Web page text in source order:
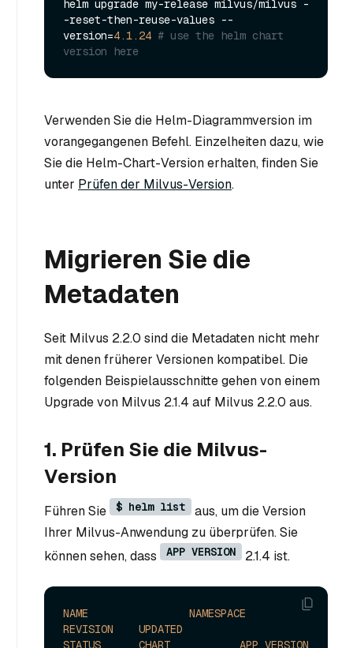
helm upgrade my-release milvus/milvus -
-reset-then-reuse-values --
version=4.1.24 # use the helm chart
version here
Verwenden Sie die Helm-Diagrammversion im
vorangegangenen Befehl. Einzelheiten dazu, wie
Sie die Helm-Chart-Version erhalten, finden Sie
unter Prüfen der Milvus-Version.
Migrieren Sie die
Metadaten
Seit Milvus 2.2.0 sind die Metadaten nicht mehr
mit denen früherer Versionen kompatibel. Die
folgenden Beispielausschnitte gehen von einem
Upgrade von Milvus 2.1.4 auf Milvus 2.2.0 aus.
1. Prüfen Sie die Milvus-
Version
Führen Sie $ helm list
aus, um die Version
Ihrer Milvus-Anwendung zu überprüfen. Sie
können sehen, dass
APP VERSION 2.1.4 ist.
NAME
NAMESPACE
REVISION
UPDATED
STATUS
CHART APP VERSION